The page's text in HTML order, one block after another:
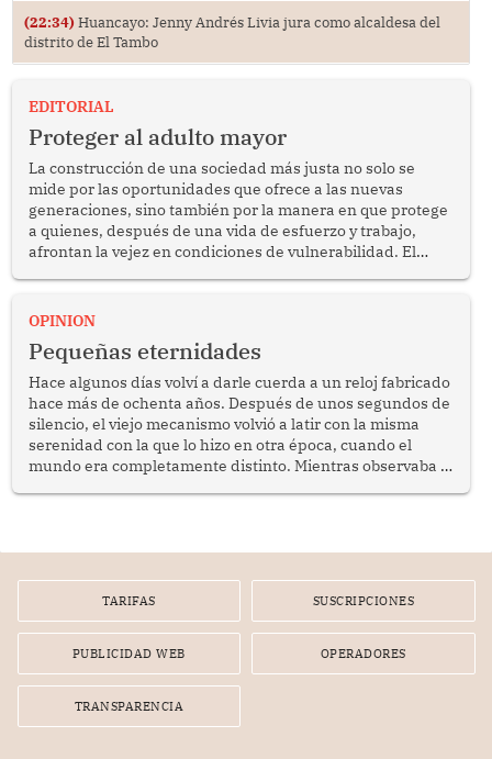
(22:34) Huancayo: Jenny Andrés Livia jura como alcaldesa del
distrito de El Tambo
EDITORIAL
Proteger al adulto mayor
La construcción de una sociedad más justa no solo se
mide por las oportunidades que ofrece a las nuevas
generaciones, sino también por la manera en que protege
a quienes, después de una vida de esfuerzo y trabajo,
afrontan la vejez en condiciones de vulnerabilidad. El
bimestrales el subsidio que reciben los beneficiarios del
reflexionar sobre la importancia de fortalecer las políticas
públicas dirigidas a los adultos mayores en pobreza.
OPINION
Pequeñas eternidades
Hace algunos días volví a darle cuerda a un reloj fabricado
hace más de ochenta años. Después de unos segundos de
silencio, el viejo mecanismo volvió a latir con la misma
serenidad con la que lo hizo en otra época, cuando el
mundo era completamente distinto. Mientras observaba el
TARIFAS SUSCRIPCIONES
PUBLICIDAD WEB OPERADORES
TRANSPARENCIA